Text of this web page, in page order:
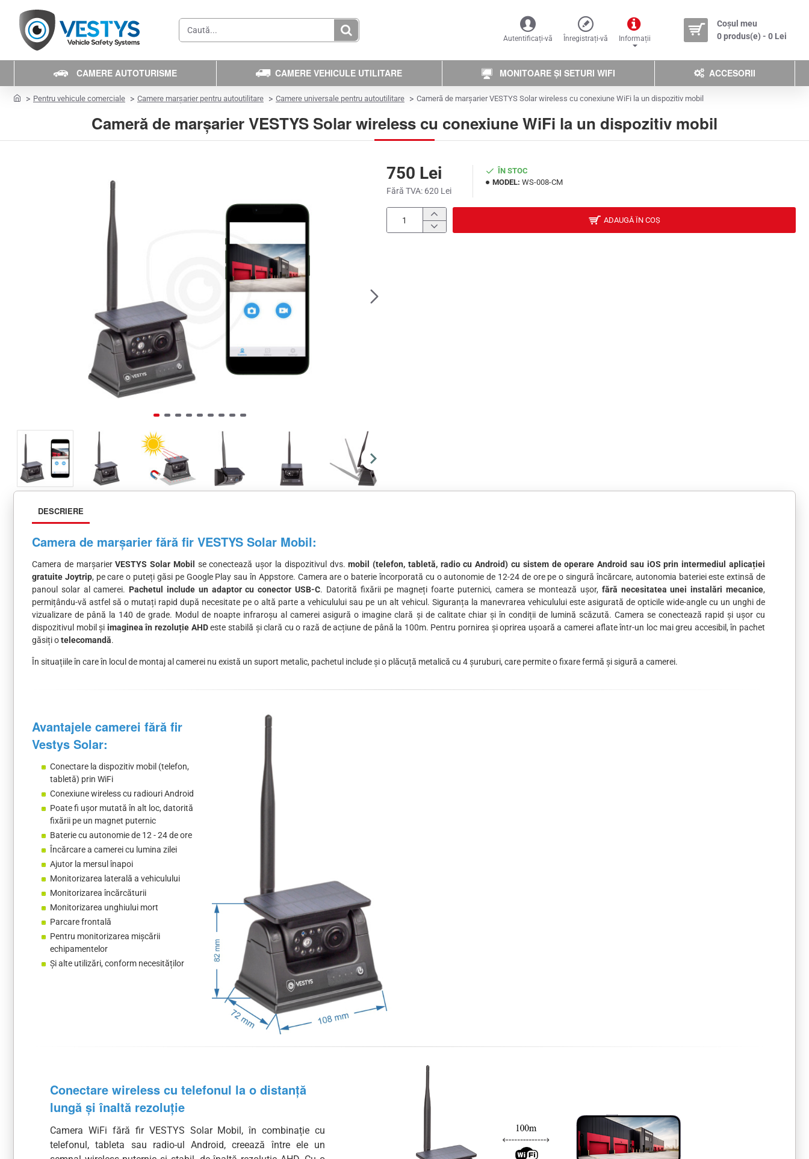
Caută... Autentificați-vă Înregistrați-vă Informații
Coșul meu
0 produs(e) - 0 Lei
CAMERE AUTOTURISME CAMERE VEHICULE UTILITARE MONITOARE ȘI SETURI WIFI ACCESORII
Cameră de marșarier VESTYS Solar wireless cu conexiune WiFi la un dispozitiv mobil
homePentru vehicule comerciale Camere marșarier pentru autoutilitare Camere universale pentru autoutilitare Cameră de marșarier VESTYS Solar wireless cu conexiune WiFi la un dispozitiv mobil
750 Lei
Fără TVA: 620 Lei
ÎN STOC
MODEL: WS-008-CM
ADAUGĂ ÎN COȘ
DESCRIERE
Camera de marșarier fără fir VESTYS Solar Mobil:
Camera de marșarierVESTYS Solar Mobil se conectează ușor la dispozitivul dvs.mobil (telefon, tabletă, radio cu Android) cu sistem de operare Android sau iOS prin intermediul aplicației
gratuite Joytrip, pe care o puteți găsi pe Google Play sau în Appstore. Camera are o baterie încorporată cu o autonomie de 12-24 de ore pe o singură încărcare, autonomia bateriei este extinsă de
panoul solar al camerei. Pachetul include un adaptor cu conector USB-C. Datorită fixării pe magneți foarte puternici, camera se montează ușor, fără necesitatea unei instalări mecanice,
permițându-vă astfel să o mutați rapid după necesitate pe o altă parte a vehiculului sau pe un alt vehicul. Siguranța la manevrarea vehiculului este asigurată de opticile wide-angle cu un unghi de
vizualizare de până la 140 de grade. Modul de noapte infraroșu al camerei asigură o imagine clară și de calitate chiar și în condiții de lumină scăzută. Camera se conectează rapid și ușor cu
dispozitivul mobil și imaginea în rezoluție AHDeste stabilă și clară cu o rază de acțiune de până la 100m. Pentru pornirea și oprirea ușoară a camerei aflate într-un loc mai greu accesibil, în pachet
găsiți otelecomandă.
În situațiile în care în locul de montaj al camerei nu există un suport metalic, pachetul include și o plăcuță metalică cu 4 șuruburi, care permite o fixare fermă și sigură a camerei.
Avantajele camerei fără fir
Vestys Solar:
Conectare la dispozitiv mobil (telefon,
tabletă) prin WiFi
Conexiune wireless cu radiouri Android
Poate fi ușor mutată în alt loc, datorită
fixării pe un magnet puternic
Baterie cu autonomie de 12 - 24 de ore
Încărcare a camerei cu lumina zilei
Ajutor la mersul înapoi
Monitorizarea laterală a vehiculului
Monitorizarea încărcăturii
Monitorizarea unghiului mort
Parcare frontală
Pentru monitorizarea mișcării
echipamentelor
Și alte utilizări, conform necesităților
Conectare wireless cu telefonul la o distanță
lungă și înaltă rezoluție
Camera WiFi fără fir VESTYS Solar Mobil, în combinație cu
telefonul, tableta sau radio-ul Android, creează între ele un